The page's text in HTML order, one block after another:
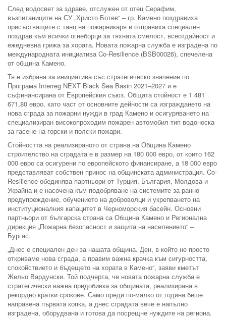
След водосвет за здраве, отслужен от отец Серафим,
възпитаниците на СУ „Христо Ботев“ – гр. Камено поздравиха
присъстващите с танц на пожарникаря и отправиха специален
поздрав към всички огнеборци за тяхната смелост, всеотдайност и
ежедневна грижа за хората. Новата пожарна служба е изградена по
международната инициатива Co-Resilience (BSB00026), спечелена
от община Камено.
Тя е избрана за инициатива със стратегическо значение по
Програма Interreg NEXT Black Sea Basin 2021–2027 и е
съфинансирана от Европейския съюз. Общата стойност е 1 481
671,80 евро, като част от основните дейности са изграждането на
нова сграда за пожарни нужди в град Камено и осигуряването на
специализиран високопроходим пожарен автомобил тип водоноска
за гасене на горски и полски пожари.
Стойността на реализираното от страна на Община Камено
строителство на сградата е в размер на 180 000 евро, от които 162
000 евро са осигурени по европейското финансиране, а 18 000 евро
представляват собствен принос на общинската администрация. Co-
Resilience обединява партньори от Турция, България, Молдова и
Украйна и е насочена към подобряване на системите за ранно
предупреждение, обучението на доброволци и укрепването на
институционалния капацитет в Черноморския басейн. Основни
партньори от българска страна са Община Камено и Регионална
дирекция „Пожарна безопасност и защита на населението“ –
Бургас.
„Днес е специален ден за нашата община. Ден, в който не просто
откриваме нова сграда, а правим важна крачка към сигурността,
спокойствието и бъдещето на хората в Камено“, заяви кметът
Жельо Вардунски. Той подчерта, че новата пожарна служба е
стратегически важна придобивка за общината, реализирана в
рекордно кратки срокове. Само преди по-малко от година беше
направена първата копка, а днес сградата вече е напълно
изградена, оборудвана и готова да посрещне нуждите на региона.